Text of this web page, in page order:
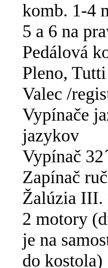
komb. 1-4
5 a 6 na
Pedálová
Pleno, Tutti
Valec /
Vypínače
jazykov
Vypínač
Zapínač
Žalúzia III.
2 motory
je na
do kostola)